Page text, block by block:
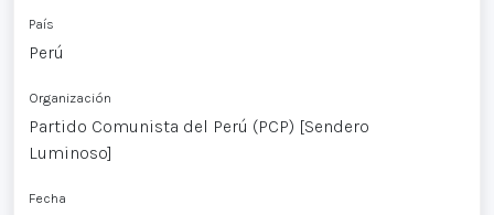
País
Perú
Organización
Partido Comunista del Perú (PCP) [Sendero
Luminoso]
Fecha